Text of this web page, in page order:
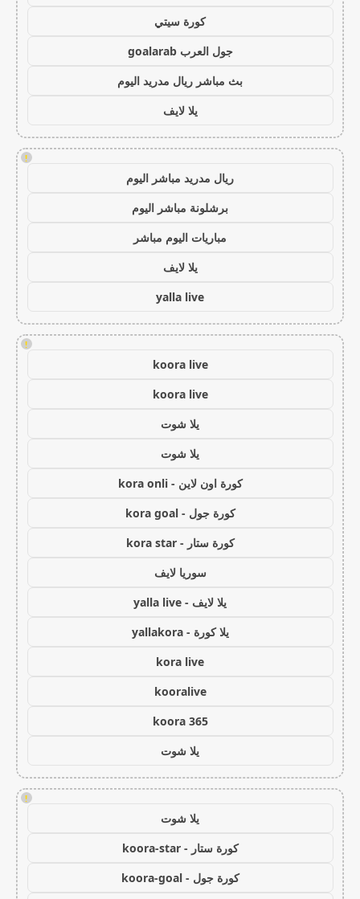
كورة سيتي
جول العرب goalarab
بث مباشر ريال مدريد اليوم
يلا لايف
!
ريال مدريد مباشر اليوم
برشلونة مباشر اليوم
مباريات اليوم مباشر
يلا لايف
yalla live
!
koora live
koora live
يلا شوت
يلا شوت
كورة اون لاين - kora onli
كورة جول - kora goal
كورة ستار - kora star
سوريا لايف
يلا لايف - yalla live
يلا كورة - yallakora
kora live
kooralive
koora 365
يلا شوت
!
يلا شوت
كورة ستار - koora-star
كورة جول - koora-goal